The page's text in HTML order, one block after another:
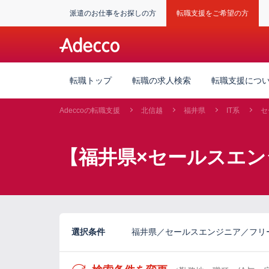
派遣のお仕事をお探しの方 転職支援をご希望の方
転職トップ 転職の求人検索 転職支援につ
Adeccoの転職支援 北信越 福井県 IT系
【福井県×セールスエ
選択条件 福井県／セールスエンジニア／フリ